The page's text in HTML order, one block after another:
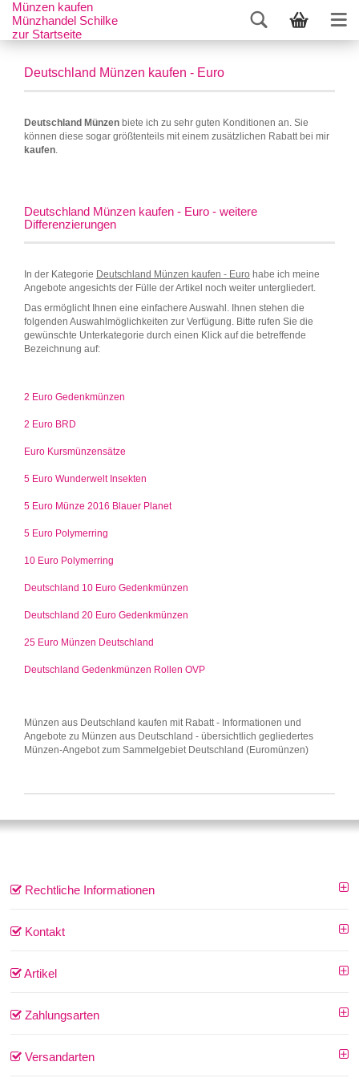
Münzen kaufen
Münzhandel Schilke
zur Startseite
Deutschland Münzen kaufen - Euro
Deutschland Münzen biete ich zu sehr guten Konditionen an. Sie
können diese sogar größtenteils mit einem zusätzlichen Rabatt bei mir
kaufen.
Deutschland Münzen kaufen - Euro - weitere
Differenzierungen
In der Kategorie Deutschland Münzen kaufen - Euro habe ich meine
Angebote angesichts der Fülle der Artikel noch weiter untergliedert.
Das ermöglicht Ihnen eine einfachere Auswahl. Ihnen stehen die
folgenden Auswahlmöglichkeiten zur Verfügung. Bitte rufen Sie die
gewünschte Unterkategorie durch einen Klick auf die betreffende
Bezeichnung auf:
2 Euro Gedenkmünzen
2 Euro BRD
Euro Kursmünzensätze
5 Euro Wunderwelt Insekten
5 Euro Münze 2016 Blauer Planet
5 Euro Polymerring
10 Euro Polymerring
Deutschland 10 Euro Gedenkmünzen
Deutschland 20 Euro Gedenkmünzen
25 Euro Münzen Deutschland
Deutschland Gedenkmünzen Rollen OVP
Münzen aus Deutschland kaufen mit Rabatt - Informationen und
Angebote zu Münzen aus Deutschland - übersichtlich gegliedertes
Münzen-Angebot zum Sammelgebiet Deutschland (Euromünzen)
Rechtliche Informationen
Kontakt
Artikel
Zahlungsarten
Versandarten